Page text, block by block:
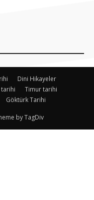
Dini Hikayeler
Timur tarihi
Göktürk Tarihi
by TagDiv